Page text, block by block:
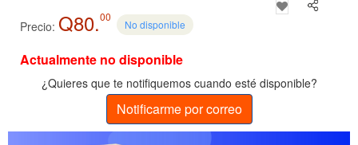
Precio: Q80.00
No disponible
Actualmente no disponible
¿Quieres que te notifiquemos cuando esté disponible?
Notificarme por correo